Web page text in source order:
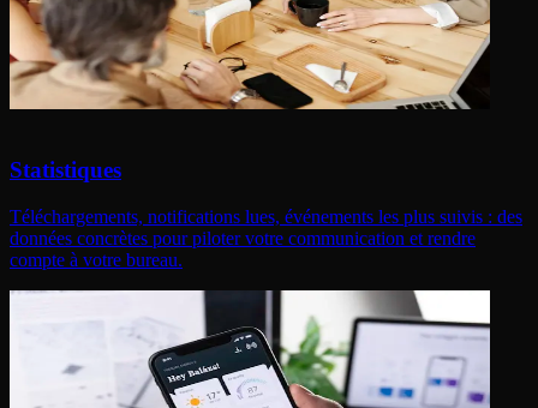
Statistiques
Téléchargements, notifications lues, événements les plus suivis : des
données concrètes pour piloter votre communication et rendre
compte à votre bureau.